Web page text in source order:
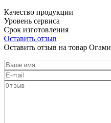
Качество продукции
Уровень сервиса
Срок изготовления
Оставить отзыв
Оставить отзыв на товар Огами